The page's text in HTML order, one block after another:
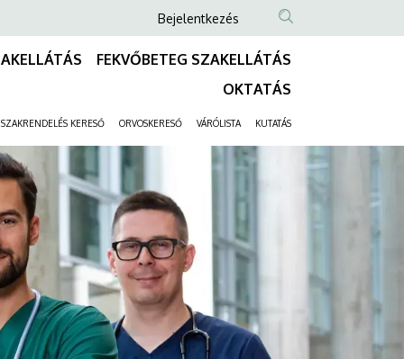
Anonim
Felhasználói
fiók
Bejelentkezés
FEKVŐBETEG SZAKELLÁTÁS
OKTATÁS
navigáció
SZAKRENDELÉS KERESŐ ORVOSKERESŐ VÁRÓLISTA KUTATÁS